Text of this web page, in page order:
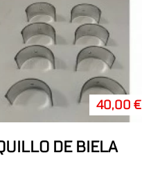
40,00 €
DE BIELA